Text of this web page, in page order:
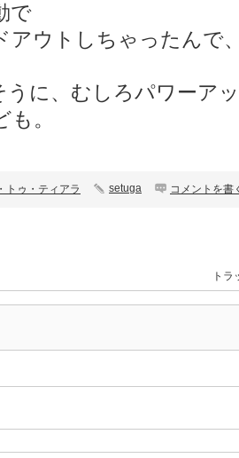
で
アウトしちゃったんで
に、むしろパワーア
。
トゥ・ティアラ setuga コメントを書
トラ